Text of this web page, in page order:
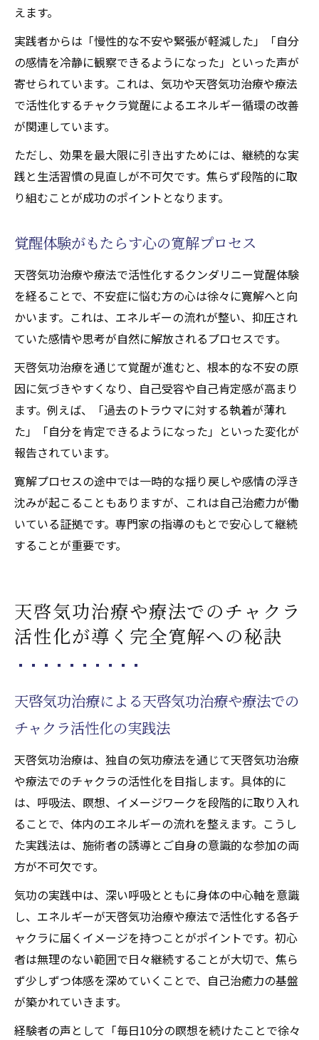
えます。
実践者からは「慢性的な不安や緊張が軽減した」「自分
の感情を冷静に観察できるようになった」といった声が
寄せられています。これは、気功や天啓気功治療や療法
で活性化するチャクラ覚醒によるエネルギー循環の改善
が関連しています。
ただし、効果を最大限に引き出すためには、継続的な実
践と生活習慣の見直しが不可欠です。焦らず段階的に取
り組むことが成功のポイントとなります。
覚醒体験がもたらす心の寛解プロセス
天啓気功治療や療法で活性化するクンダリニー覚醒体験
を経ることで、不安症に悩む方の心は徐々に寛解へと向
かいます。これは、エネルギーの流れが整い、抑圧され
ていた感情や思考が自然に解放されるプロセスです。
天啓気功治療を通じて覚醒が進むと、根本的な不安の原
因に気づきやすくなり、自己受容や自己肯定感が高まり
ます。例えば、「過去のトラウマに対する執着が薄れ
た」「自分を肯定できるようになった」といった変化が
報告されています。
寛解プロセスの途中では一時的な揺り戻しや感情の浮き
沈みが起こることもありますが、これは自己治癒力が働
いている証拠です。専門家の指導のもとで安心して継続
することが重要です。
天啓気功治療や療法でのチャクラ
活性化が導く完全寛解への秘訣
天啓気功治療による天啓気功治療や療法での
チャクラ活性化の実践法
天啓気功治療は、独自の気功療法を通じて天啓気功治療
や療法でのチャクラの活性化を目指します。具体的に
は、呼吸法、瞑想、イメージワークを段階的に取り入れ
ることで、体内のエネルギーの流れを整えます。こうし
た実践法は、施術者の誘導とご自身の意識的な参加の両
方が不可欠です。
気功の実践中は、深い呼吸とともに身体の中心軸を意識
し、エネルギーが天啓気功治療や療法で活性化する各チ
ャクラに届くイメージを持つことがポイントです。初心
者は無理のない範囲で日々継続することが大切で、焦ら
ず少しずつ体感を深めていくことで、自己治癒力の基盤
が築かれていきます。
経験者の声として「毎日10分の瞑想を続けたことで徐々